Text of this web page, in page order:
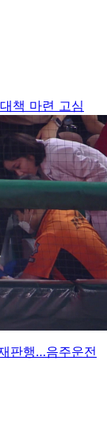
책 마련 고심
판행…음주운전